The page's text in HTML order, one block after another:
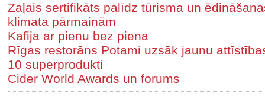
Zaļais sertifikāts palīdz tūrisma un
klimata pārmaiņām
Kafija ar pienu bez piena
Rīgas restorāns Potami uzsāk jaunu
10 superprodukti
Cider World Awards un forums